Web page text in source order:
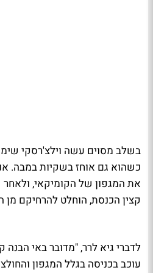
בשלב מסוים עשה וילצ'רסקי
כשהוא גם אוחז בשקיות במבה.
את המגפון של הקומיקאי,
קצין הכנסת, הוחלט להרחיקם מן
לדברי גיא לרר, "מדובר באי הבנה
עוכב בכניסה בגלל המגפון